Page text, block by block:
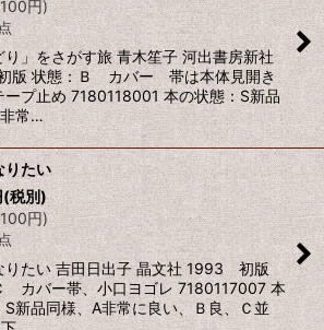
円)
り」をさがす旅 青木笙子 河出書房新社
版 状態：Ｂ カバー 帯は本体見開き
ープ止め 7180118001 本の状態：S新品
常…
りたい
(税別)
円)
りたい 吉田日出子 晶文社 1993 初版
カバー帯、小口ヨゴレ 7180117007 本
S新品同様、A非常に良い、Ｂ良、Ｃ並